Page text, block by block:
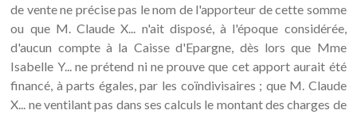
de vente ne précise pas le nom de l'apporteur de cette somme
ou que M. Claude X... n'ait disposé, à l'époque considérée,
d'aucun compte à la Caisse d'Epargne, dès lors que Mme
Isabelle Y... ne prétend ni ne prouve que cet apport aurait été
financé, à parts égales, par les coïndivisaires ; que M. Claude
X... ne ventilant pas dans ses calculs le montant des charges de